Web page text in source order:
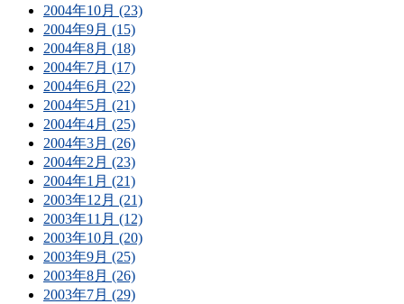
2004年10月 (23)
2004年9月 (15)
2004年8月 (18)
2004年7月 (17)
2004年6月 (22)
2004年5月 (21)
2004年4月 (25)
2004年3月 (26)
2004年2月 (23)
2004年1月 (21)
2003年12月 (21)
2003年11月 (12)
2003年10月 (20)
2003年9月 (25)
2003年8月 (26)
2003年7月 (29)